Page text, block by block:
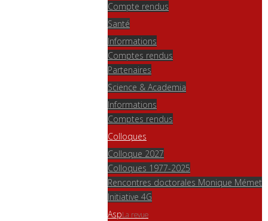
Compte rendus
Santé
Informations
Comptes rendus
Partenaires
Science & Academia
Informations
Comptes rendus
Colloques
Colloque 2027
Colloques 1977-2025
Rencontres doctorales Monique Mémet
Initiative 4G
AspLa revue